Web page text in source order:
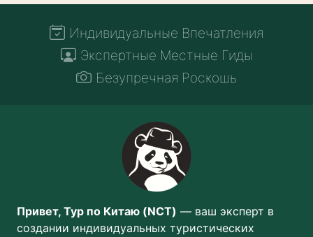
Индивидуальные Впечатления
Экспертные Местные Гиды
Безупречная Роскошь
Привет, Тур по Китаю (NCT) — ваш эксперт в
создании индивидуальных туристических